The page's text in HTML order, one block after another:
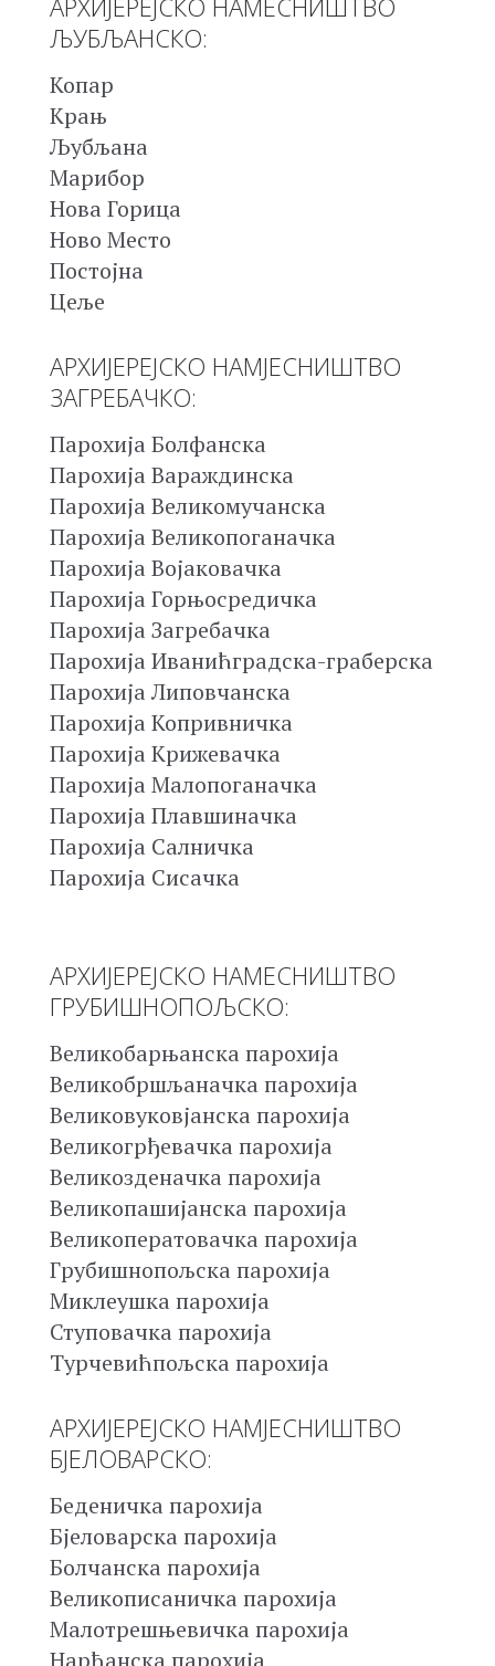
ЉУБЉАНСКО:
Копар
Крањ
Љубљана
Марибор
Нова Горица
Ново Место
Постојна
Цеље
АРХИЈЕРЕЈСКО НАМЈЕСНИШТВО
ЗАГРЕБАЧКО:
Парохија Болфанска
Парохија Вараждинска
Парохија Великомучанска
Парохија Великопоганачка
Парохија Војаковачка
Парохија Горњосредичка
Парохија Загребачка
Парохија Иванићградска-граберска
Парохија Липовчанска
Парохија Копривничка
Парохија Крижевачка
Парохија Малопоганачка
Парохија Плавшиначка
Парохија Салничка
Парохија Сисачка
АРХИЈЕРЕЈСКО НАМЕСНИШТВО
ГРУБИШНОПОЉСКО:
Великобарњанска парохија
Великобршљаначка парохија
Великовуковјанска парохија
Великогрђевачка парохија
Великозденачка парохија
Великопашијанска парохија
Великоператовачка парохија
Грубишнопољска парохија
Миклеушка парохија
Ступовачка парохија
Турчевићпољска парохија
АРХИЈЕРЕЈСКО НАМЈЕСНИШТВО
БЈЕЛОВАРСКО:
Беденичка парохија
Бјеловарска парохија
Болчанска парохија
Великописаничка парохија
Малотрешњевичка парохија
Нарћанска парохија